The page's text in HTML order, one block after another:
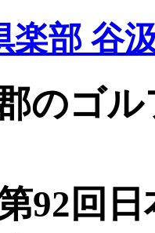
楽部 谷
のゴ
92回